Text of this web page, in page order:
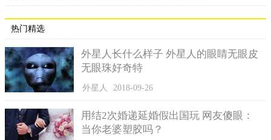
热门精选
外星人长什么样子 外星人的眼睛无眼皮
无眼珠好奇特
外星人 2018-09-26
用结2次婚递延婚假出国玩 网友傻眼：
当你老婆塑胶吗？